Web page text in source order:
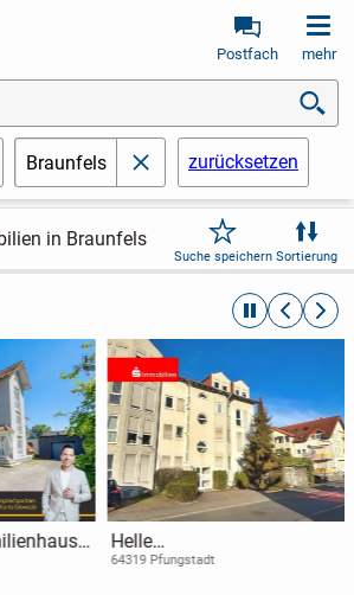
Postfach mehr
Braunfels schließenzurücksetzen
in Braunfels
Suche speichern Sortierung
automatische
-
Helle
Dachgeschosswohnung mit
64319 Pfungstadt